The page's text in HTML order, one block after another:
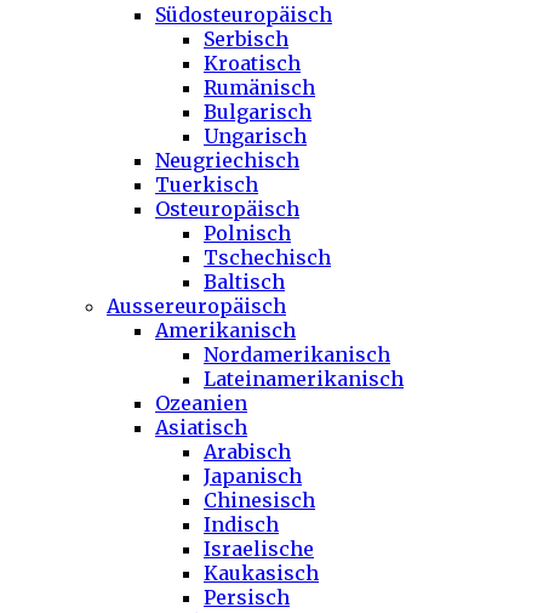
Südosteuropäisch
Serbisch
Kroatisch
Rumänisch
Bulgarisch
Ungarisch
Neugriechisch
Tuerkisch
Osteuropäisch
Polnisch
Tschechisch
Baltisch
Aussereuropäisch
Amerikanisch
Nordamerikanisch
Lateinamerikanisch
Ozeanien
Asiatisch
Arabisch
Japanisch
Chinesisch
Indisch
Israelische
Kaukasisch
Persisch